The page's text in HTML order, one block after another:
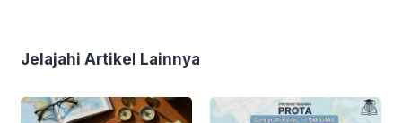
Jelajahi Artikel Lainnya